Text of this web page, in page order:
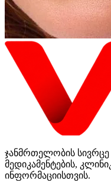
ჯანმრთელობის
მედიკამენტების,
ინფორმაციისთვის.